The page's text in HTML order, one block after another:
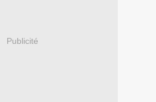
Publicité